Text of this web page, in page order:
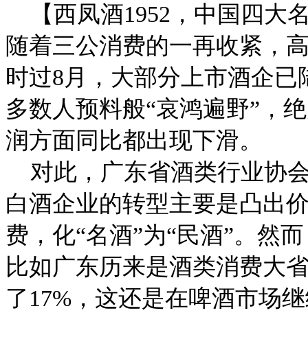
【西凤酒1952，中国四大
随着三公消费的一再收紧，
时过8月，大部分上市酒企
多数人预料般“哀鸿遍野”，
润方面同比都出现下滑。
对此，广东省酒类行业协
白酒企业的转型主要是凸出
费，化“名酒”为“民酒”。然
比如广东历来是酒类消费大
了17%，这还是在啤酒市场